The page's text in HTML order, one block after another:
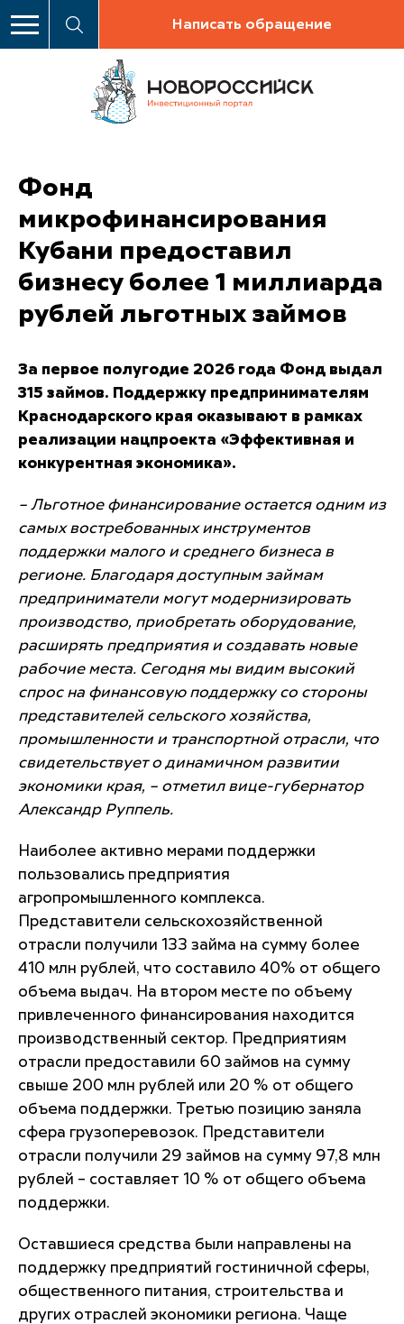
Написать обращение
Фонд
микрофинансирования
Кубани предоставил
бизнесу более 1 миллиарда
рублей льготных займов
За первое полугодие 2026 года Фонд выдал
315 займов. Поддержку предпринимателям
Краснодарского края оказывают в рамках
реализации нацпроекта «Эффективная и
конкурентная экономика».
– Льготное финансирование остается одним из
самых востребованных инструментов
поддержки малого и среднего бизнеса в
регионе. Благодаря доступным займам
предприниматели могут модернизировать
производство, приобретать оборудование,
расширять предприятия и создавать новые
рабочие места. Сегодня мы видим высокий
спрос на финансовую поддержку со стороны
представителей сельского хозяйства,
промышленности и транспортной отрасли, что
свидетельствует о динамичном развитии
экономики края, – отметил вице-губернатор
Александр Руппель.
Наиболее активно мерами поддержки
пользовались предприятия
агропромышленного комплекса.
Представители сельскохозяйственной
отрасли получили 133 займа на сумму более
410 млн рублей, что составило 40% от общего
объема выдач. На втором месте по объему
привлеченного финансирования находится
производственный сектор. Предприятиям
отрасли предоставили 60 займов на сумму
свыше 200 млн рублей или 20 % от общего
объема поддержки. Третью позицию заняла
сфера грузоперевозок. Представители
отрасли получили 29 займов на сумму 97,8 млн
рублей – составляет 10 % от общего объема
поддержки.
Оставшиеся средства были направлены на
поддержку предприятий гостиничной сферы,
общественного питания, строительства и
других отраслей экономики региона. Чаще